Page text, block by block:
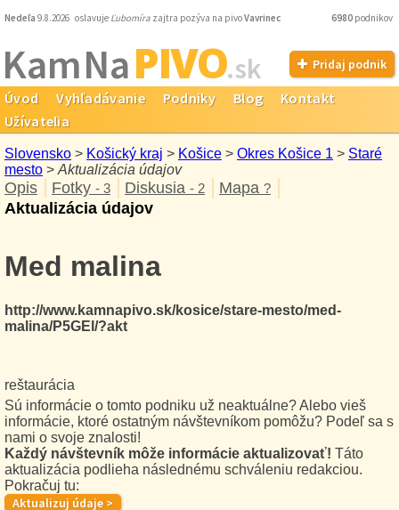
Nedeľa 9.8.2026 oslavuje Ľubomíra zajtra pozýva na pivoVavrinec 6980 podnikov
Kam NaPIVO.sk Pridaj podnik
Úvod Vyhľadávanie Podniky Blog
Kontakt
Užívatelia
Slovensko > Košický kraj > Košice > Okres Košice 1 > Staré
mesto > Aktualizácia údajov
Opis Fotky - 3 Diskusia - 2 Mapa ?
Aktualizácia údajov
Med malina
http://www.kamnapivo.sk/kosice/stare-mesto/med-
malina/P5GEl/?akt
reštaurácia
Sú informácie o tomto podniku už neaktuálne? Alebo vieš
informácie, ktoré ostatným návštevníkom pomôžu? Podeľ sa s
nami o svoje znalosti!
Každý návštevník môže informácie aktualizovať! Táto
aktualizácia podlieha následnému schváleniu redakciou.
Pokračuj tu: